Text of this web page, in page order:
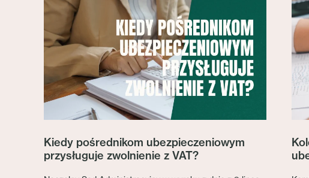
Kiedy pośrednikom ubezpieczeniowym
przysługuje zwolnienie z VAT?